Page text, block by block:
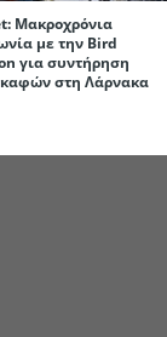
Μακροχρόνια
με την Bird
για συντήρηση
στη Λάρνακα